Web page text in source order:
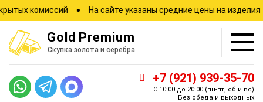
комиссий На сайте указаны средние цены на изделия
Gold Premium
Скупка золота и серебра
+7 (921) 939-35-70
С 10:00 до 20:00 (пн-пт, сб и вс)
Без обеда и выходных